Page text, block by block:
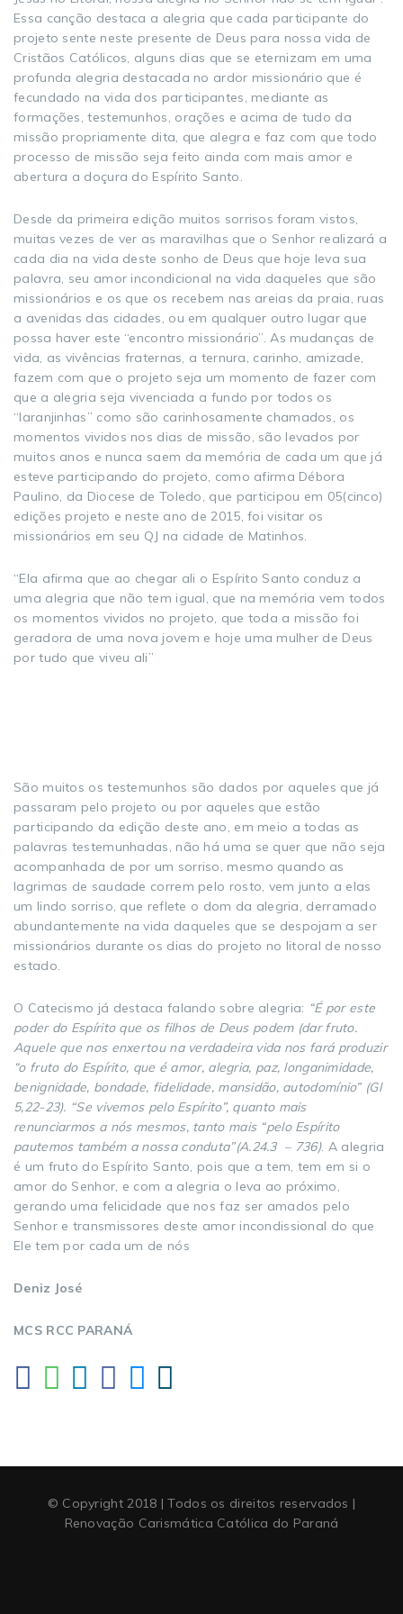
Essa canção destaca a alegria que cada participante do
projeto sente neste presente de Deus para nossa vida de
Cristãos Católicos, alguns dias que se eternizam em uma
profunda alegria destacada no ardor missionário que é
fecundado na vida dos participantes, mediante as
formações, testemunhos, orações e acima de tudo da
missão propriamente dita, que alegra e faz com que todo
processo de missão seja feito ainda com mais amor e
abertura a doçura do Espírito Santo.
Desde da primeira edição muitos sorrisos foram vistos,
muitas vezes de ver as maravilhas que o Senhor realizará a
cada dia na vida deste sonho de Deus que hoje leva sua
palavra, seu amor incondicional na vida daqueles que são
missionários e os que os recebem nas areias da praia, ruas
a avenidas das cidades, ou em qualquer outro lugar que
possa haver este “encontro missionário”. As mudanças de
vida, as vivências fraternas, a ternura, carinho, amizade,
fazem com que o projeto seja um momento de fazer com
que a alegria seja vivenciada a fundo por todos os
“laranjinhas” como são carinhosamente chamados, os
momentos vividos nos dias de missão, são levados por
muitos anos e nunca saem da memória de cada um que já
esteve participando do projeto, como afirma Débora
Paulino, da Diocese de Toledo, que participou em 05(cinco)
edições projeto e neste ano de 2015, foi visitar os
missionários em seu QJ na cidade de Matinhos.
“Ela afirma que ao chegar ali o Espírito Santo conduz a
uma alegria que não tem igual, que na memória vem todos
os momentos vividos no projeto, que toda a missão foi
geradora de uma nova jovem e hoje uma mulher de Deus
por tudo que viveu ali”
São muitos os testemunhos são dados por aqueles que já
passaram pelo projeto ou por aqueles que estão
participando da edição deste ano, em meio a todas as
palavras testemunhadas, não há uma se quer que não seja
acompanhada de por um sorriso, mesmo quando as
lagrimas de saudade correm pelo rosto, vem junto a elas
um lindo sorriso, que reflete o dom da alegria, derramado
abundantemente na vida daqueles que se despojam a ser
missionários durante os dias do projeto no litoral de nosso
estado.
O Catecismo já destaca falando sobre alegria: “É por este
poder do Espírito que os filhos de Deus podem (dar fruto.
Aquele que nos enxertou na verdadeira vida nos fará produzir
“o fruto do Espírito, que é amor, alegria, paz, longanimidade,
benignidade, bondade, fidelidade, mansidão, autodomínio” (Gl
5,22-23). “Se vivemos pelo Espírito”, quanto mais
renunciarmos a nós mesmos, tanto mais “pelo Espírito
pautemos também a nossa conduta”(A.24.3 – 736). A alegria
é um fruto do Espírito Santo, pois que a tem, tem em si o
amor do Senhor, e com a alegria o leva ao próximo,
gerando uma felicidade que nos faz ser amados pelo
Senhor e transmissores deste amor incondissional do que
Ele tem por cada um de nós
Deniz José
MCS RCC PARANÁ
© Copyright 2018 | Todos os direitos reservados |
Renovação Carismática Católica do Paraná